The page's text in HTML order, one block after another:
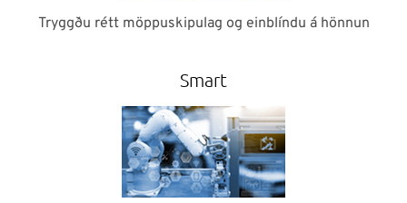
Tryggðu rétt möppuskipulag og einblíndu á hönnun
Smart